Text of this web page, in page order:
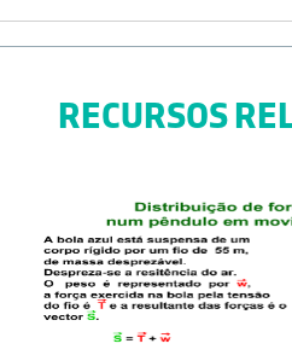
RECURSOS